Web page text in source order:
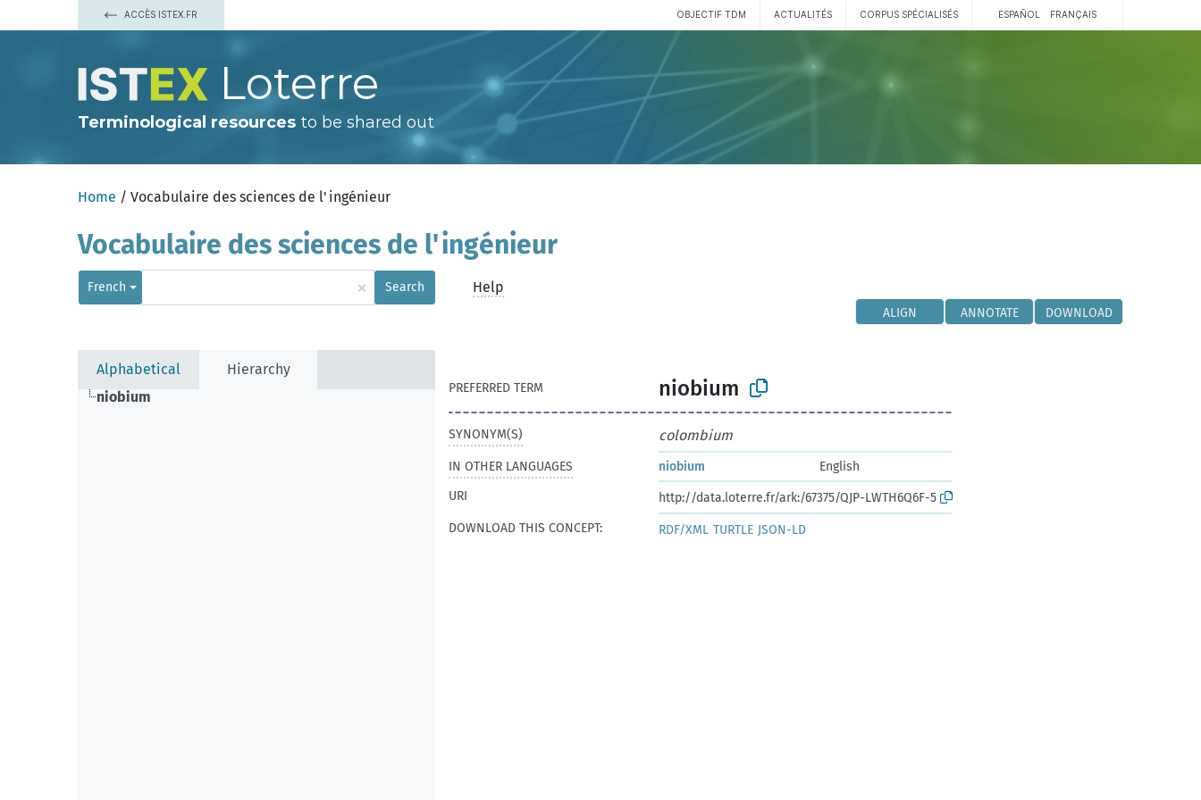
ACCÈS ISTEX.FR OBJECTIF TDM ACTUALITÉS CORPUS SPÉCIALISÉS ESPAÑOL FRANÇAIS
Loterre
Terminological resources to be shared out
Home / Vocabulaire des sciences de l'ingénieur
Vocabulaire des sciences de l'ingénieur
French × Search Help
ALIGN ANNOTATE DOWNLOAD
Alphabetical
Hierarchy
niobium
PREFERRED TERM niobium
SYNONYM(S) colombium
IN OTHER LANGUAGES niobium
English
URI
http://data.loterre.fr/ark:/67375/QJP-LWTH6Q6F-5
DOWNLOAD THIS CONCEPT:
RDF/XML TURTLE JSON-LD